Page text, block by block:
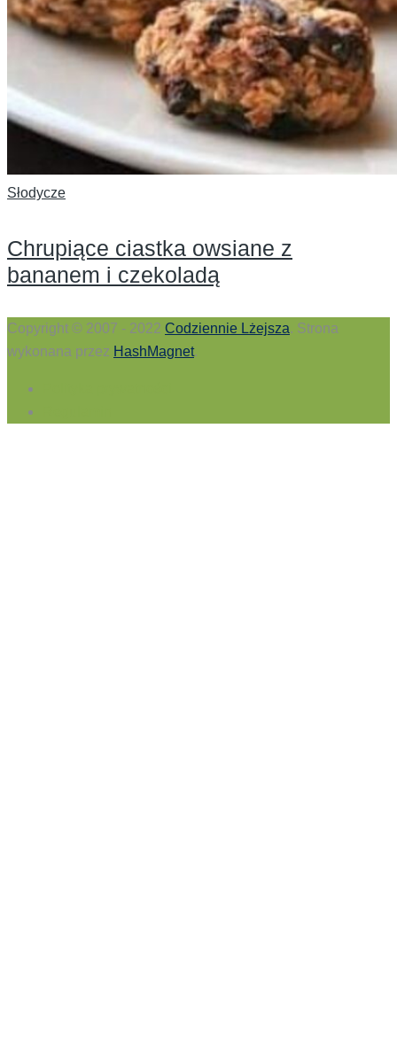
Słodycze
Chrupiące ciastka owsiane z
bananem i czekoladą
Copyright © 2007 - 2022 Codziennie Lżejsza. Strona
wykonana przez HashMagnet.